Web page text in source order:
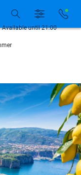
ugen
ugen
Available until 21:00